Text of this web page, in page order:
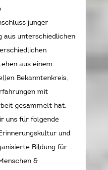
junger
aus unterschiedlichen
aus einem
Bekanntenkreis,
mit
gesammelt hat.
uns für folgende
und
Bildung für
&